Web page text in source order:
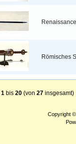
Römisches
1 bis 20 (von 27 insgesamt)
Copyright